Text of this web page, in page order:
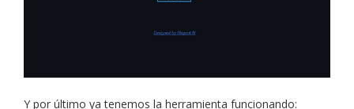
Y por último ya tenemos la herramienta funcionando: